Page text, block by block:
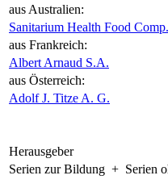
aus Australien:
Sanitarium Health Food Comp.
aus Frankreich:
Albert Arnaud S.A.
aus Österreich:
Adolf J. Titze A. G.
Herausgeber
Serien zur Bildung + Serien